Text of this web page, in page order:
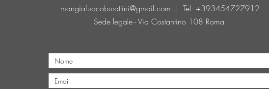
mangiafuocoburattini@gmail.com | Tel: +393454727912
Sede legale - Via Costantino 108 Roma